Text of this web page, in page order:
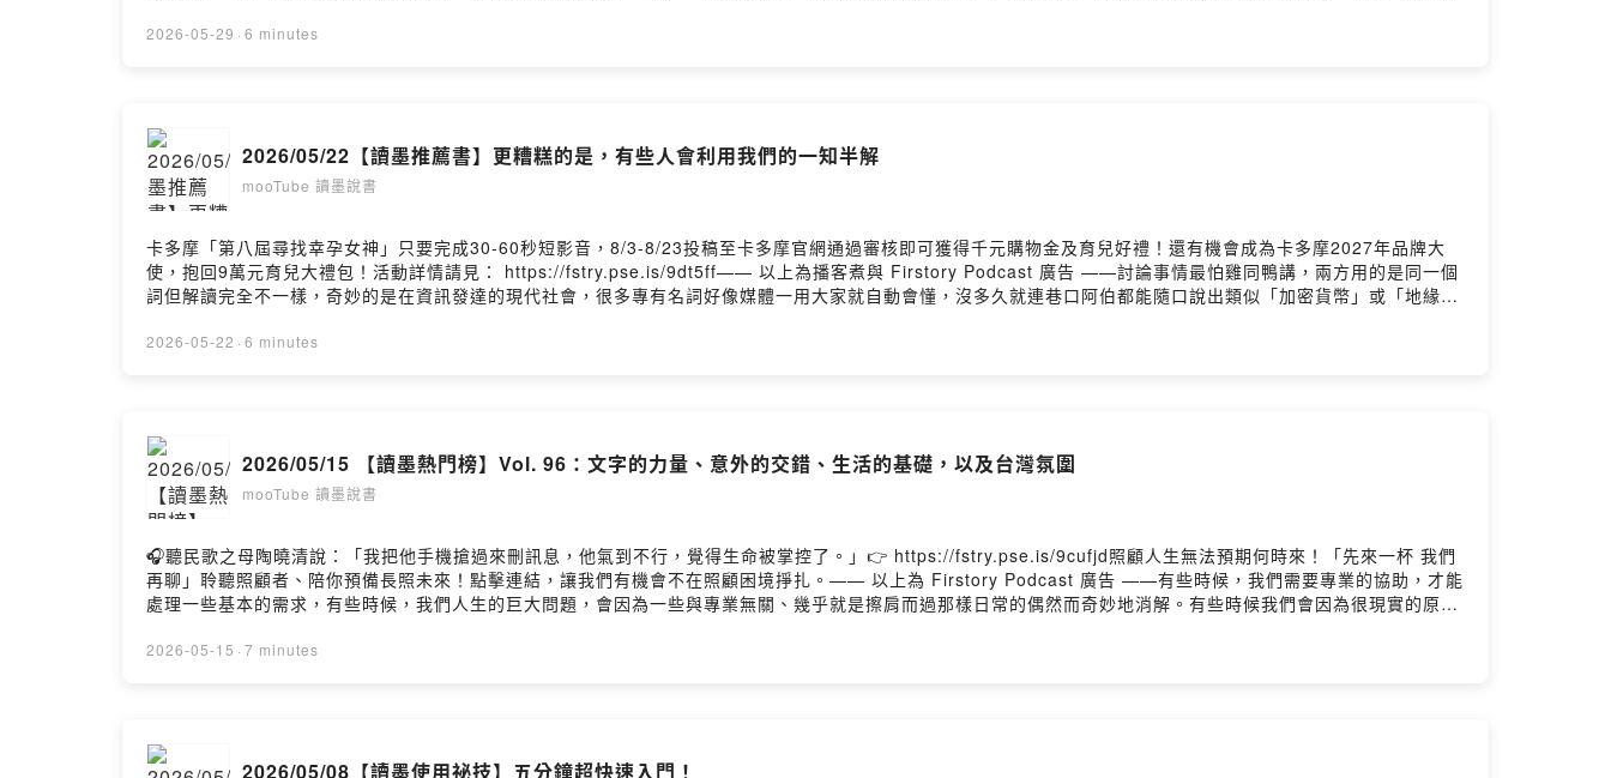
從演唱者變成社會運動者還成為國際組織的成員。真正的好音樂聽了很舒服很爽，但它們真正的意義，絕對不只如此，而它們能發揮的力量，更是超乎想像。 這些書，
造過最偉大的表演者：麥可傑克森 https://news.readmoo.com/2026/01/26/m...向大衛鮑伊致敬：挑戰閱讀大衛鮑伊的一百本書
https://news.readmoo.com/2018/02/06/1...巴布狄倫：媒體上的討厭鬼老是吹捧我為世代喉舌，去它的 https://news.readmoo.com/2022/05/23/b...我在酒館演
唱卻滴酒不沾，直到唱片發行前…… https://news.readmoo.com/2018/09/17/b...Powered by Firstory Hosting
2026-05-29 · 6 minutes
2026/05/22【讀墨推薦書】更糟糕的是，有些人會利用我們的一知半解
mooTube 讀墨說書
卡多摩「第八屆尋找幸孕女神」只要完成30-60秒短影音，8/3-8/23投稿至卡多摩官網通過審核即可獲得千元購物金及育兒好禮！還有機會成為卡多摩2027年品牌大
使，抱回9萬元育兒大禮包！活動詳情請見： https://fstry.pse.is/9dt5ff—— 以上為播客煮與 Firstory Podcast 廣告 ——討論事情最怕雞同鴨講，兩方用的是同一個
詞但解讀完全不一樣，奇妙的是在資訊發達的現代社會，很多專有名詞好像媒體一用大家就自動會懂，沒多久就連巷口阿伯都能隨口說出類似「加密貨幣」或「地緣政
正的意思，對於討論的理解就會出問題，判斷就會不準確。更糟糕的是，有些人會利用我們的一知半解，來替他們自己謀得利益。要避免這種狀況發生，我們應該讀
新聞】S6EP09：如果明天就是臺海戰爭，世界將如何回應「臺灣有事」？ https://news.readmoo.com/2025/03/21/2...烏克蘭經驗：戰爭來襲，個人辛苦累積的財
富會發生什麼事？ https://news.readmoo.com/2026/04/09/w...小錯誤引發大危機，孩童沈溺網路世界恐導致社交焦慮
https://news.readmoo.com/2025/02/07/a...Powered by Firstory Hosting
2026-05-22 · 6 minutes
2026/05/15 【讀墨熱門榜】Vol. 96：文字的力量、意外的交錯、生活的基礎，以及台灣氛圍
mooTube 讀墨說書
🎧聽民歌之母陶曉清說：「我把他手機搶過來刪訊息，他氣到不行，覺得生命被掌控了。」👉 https://fstry.pse.is/9cufjd照顧人生無法預期何時來！「先來一杯 我們
再聊」聆聽照顧者、陪你預備長照未來！點擊連結，讓我們有機會不在照顧困境掙扎。—— 以上為 Firstory Podcast 廣告 ——有些時候，我們需要專業的協助，才能
處理一些基本的需求，有些時候，我們人生的巨大問題，會因為一些與專業無關、幾乎就是擦肩而過那樣日常的偶然而奇妙地消解。有些時候我們會因為很現實的原因
人組成的群體美好安穩──從魔幻的神明代理大戰到休學跨海去當漁夫，這回的熱門榜，我們一起體驗文字的力量、意外的交錯、生活的基礎，以及台灣在地的氛圍。
縛─ https://news.readmoo.com/2026/03/27/c...「真是爛男人」：陌生老太太的一句話，終結了我的卑微初戀
https://news.readmoo.com/2026/04/15/v...Powered by Firstory Hosting
2026-05-15 · 7 minutes
2026/05/08【讀墨使用祕技】五分鐘超快速入門！